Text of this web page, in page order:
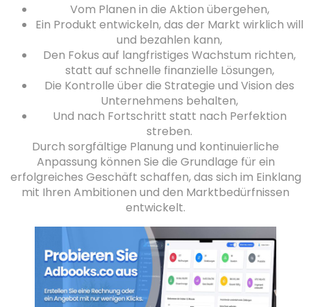
Vom Planen in die Aktion übergehen,
Ein Produkt entwickeln, das der Markt wirklich will
und bezahlen kann,
Den Fokus auf langfristiges Wachstum richten,
statt auf schnelle finanzielle Lösungen,
Die Kontrolle über die Strategie und Vision des
Unternehmens behalten,
Und nach Fortschritt statt nach Perfektion
streben.
Durch sorgfältige Planung und kontinuierliche
Anpassung können Sie die Grundlage für ein
erfolgreiches Geschäft schaffen, das sich im Einklang
mit Ihren Ambitionen und den Marktbedürfnissen
entwickelt.